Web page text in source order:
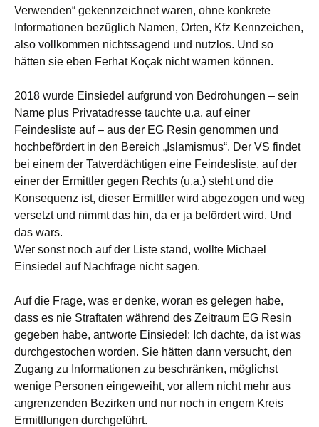
Verwenden“ gekennzeichnet waren, ohne konkrete
Informationen bezüglich Namen, Orten, Kfz Kennzeichen,
also vollkommen nichtssagend und nutzlos. Und so
hätten sie eben Ferhat Koçak nicht warnen können.
2018 wurde Einsiedel aufgrund von Bedrohungen – sein
Name plus Privatadresse tauchte u.a. auf einer
Feindesliste auf – aus der EG Resin genommen und
hochbefördert in den Bereich „Islamismus“. Der VS findet
bei einem der Tatverdächtigen eine Feindesliste, auf der
einer der Ermittler gegen Rechts (u.a.) steht und die
Konsequenz ist, dieser Ermittler wird abgezogen und weg
versetzt und nimmt das hin, da er ja befördert wird. Und
das wars.
Wer sonst noch auf der Liste stand, wollte Michael
Einsiedel auf Nachfrage nicht sagen.
Auf die Frage, was er denke, woran es gelegen habe,
dass es nie Straftaten während des Zeitraum EG Resin
gegeben habe, antworte Einsiedel: Ich dachte, da ist was
durchgestochen worden. Sie hätten dann versucht, den
Zugang zu Informationen zu beschränken, möglichst
wenige Personen eingeweiht, vor allem nicht mehr aus
angrenzenden Bezirken und nur noch in engem Kreis
Ermittlungen durchgeführt.